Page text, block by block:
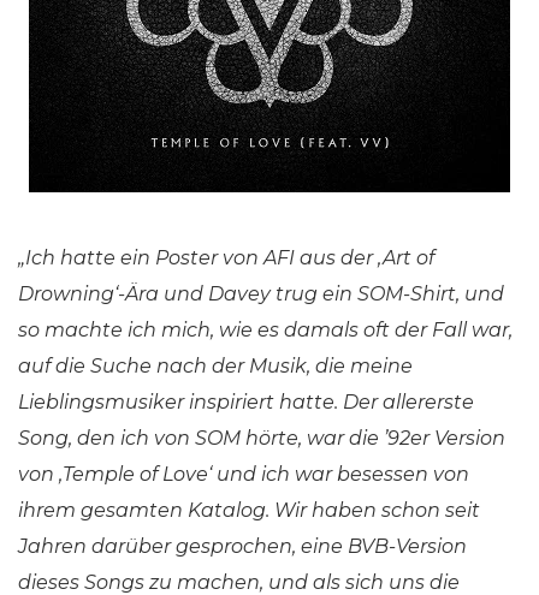
„Ich hatte ein Poster von AFI aus der ‚Art of
Drowning‘-Ära und Davey trug ein SOM-Shirt, und
so machte ich mich, wie es damals oft der Fall war,
auf die Suche nach der Musik, die meine
Lieblingsmusiker inspiriert hatte. Der allererste
Song, den ich von SOM hörte, war die ’92er Version
von ‚Temple of Love‘ und ich war besessen von
ihrem gesamten Katalog. Wir haben schon seit
Jahren darüber gesprochen, eine BVB-Version
dieses Songs zu machen, und als sich uns die